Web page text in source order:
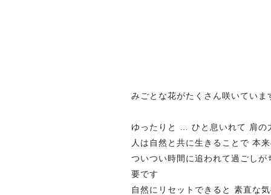
みごとな花がたくさん咲いてい
ゆったりと … ひと息いれて 肩の
人は自然と共に生きることで 本
ついつい時間に追われて過ごし
要です
自然にリセットできると 素直な